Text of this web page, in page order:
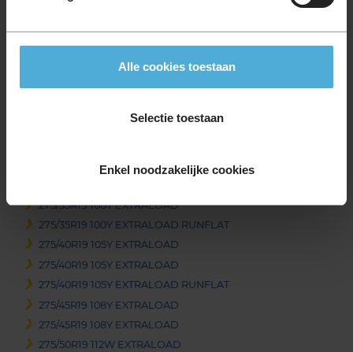
Alle cookies toestaan
Selectie toestaan
Enkel noodzakelijke cookies
255/50R19 103T
255/50R19 107W EXTRALOAD RUNFLAT
255/55R19 111W EXTRALOAD
265/50R19 110W EXTRALOAD RUNFLAT
275/35R19 100Y EXTRALOAD
275/35R19 100Y EXTRALOAD RUNFLAT
275/40R19 105Y EXTRALOAD
275/40R19 105Y EXTRALOAD
275/40R19 105Y EXTRALOAD RUNFLAT
275/45R19 108Y EXTRALOAD
275/45R19 108Y EXTRALOAD
275/50R19 112W EXTRALOAD